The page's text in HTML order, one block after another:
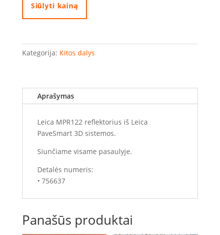
reflektorius
Siūlyti kainą
Kategorija: Kitos dalys
Aprašymas
Leica MPR122 reflektorius iš Leica
PaveSmart 3D sistemos.
Siunčiame visame pasaulyje.
Detalės numeris:
• 756637
Panašūs produktai